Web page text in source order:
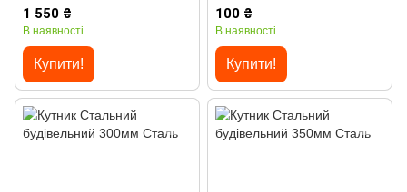
180° з двома ручками Сталь
1 550 ₴
В наявності
Купити!
100 ₴
В наявності
Купити!